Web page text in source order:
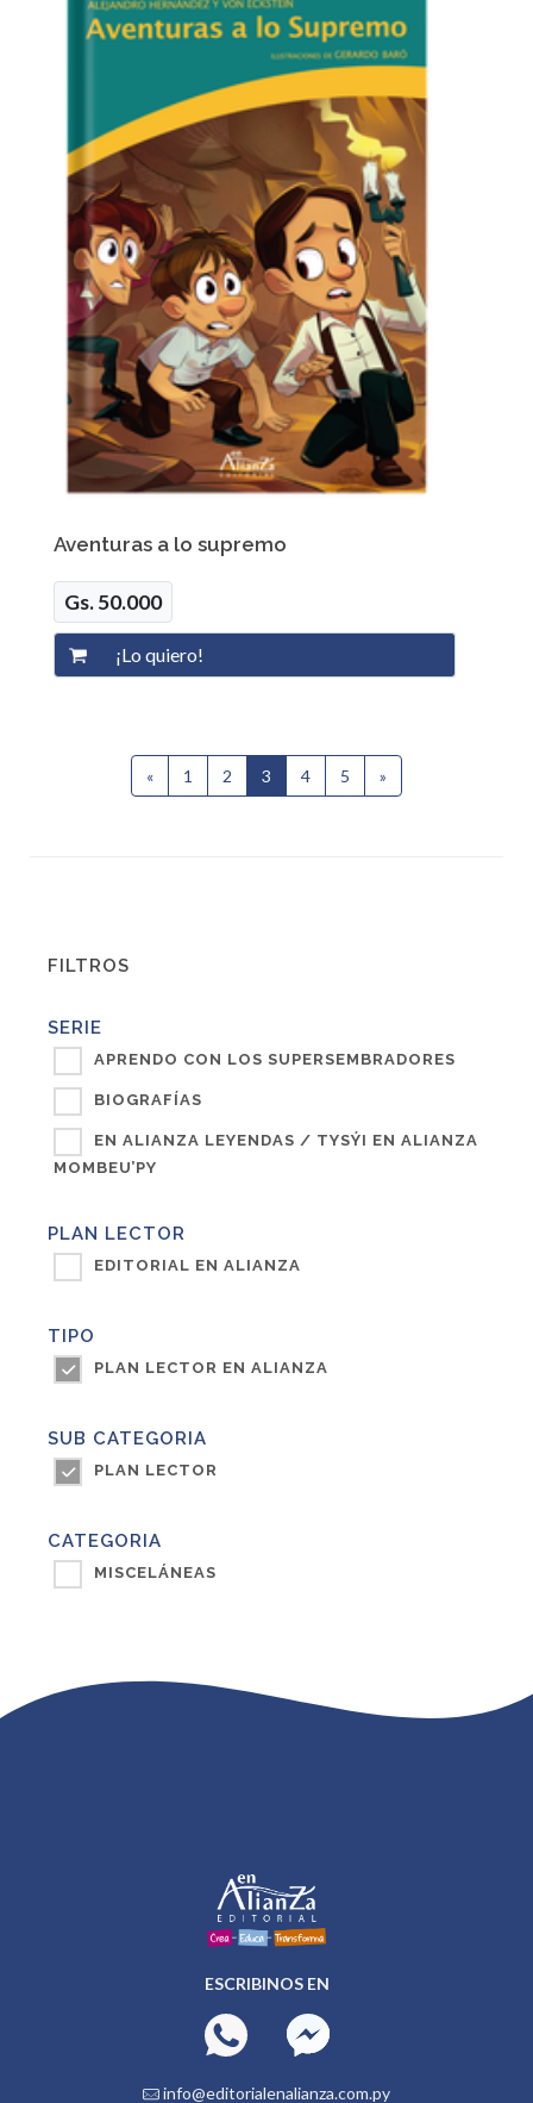
Aventuras a lo supremo
Gs. 50.000
« Anterior
1 2 3 (current)
4 5 »
FILTROS
SERIE
APRENDO CON LOS SUPERSEMBRADORES
BIOGRAFÍAS
EN ALIANZA LEYENDAS / TYSÝI EN ALIANZA
MOMBEU’PY
PLAN LECTOR
EDITORIAL EN ALIANZA
TIPO
PLAN LECTOR EN ALIANZA
SUB CATEGORIA
PLAN LECTOR
CATEGORIA
MISCELÁNEAS
ESCRIBINOS EN
info@editorialenalianza.com.py